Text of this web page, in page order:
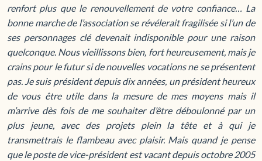
renfort plus que le renouvellement de votre confiance… La
bonne marche de l’association se révélerait fragilisée si l’un de
ses personnages clé devenait indisponible pour une raison
quelconque. Nous vieillissons bien, fort heureusement, mais je
crains pour le futur si de nouvelles vocations ne se présentent
pas. Je suis président depuis dix années, un président heureux
de vous être utile dans la mesure de mes moyens mais il
m’arrive dès fois de me souhaiter d’être déboulonné par un
plus jeune, avec des projets plein la tête et à qui je
transmettrais le flambeau avec plaisir. Mais quand je pense
que le poste de vice-président est vacant depuis octobre 2005